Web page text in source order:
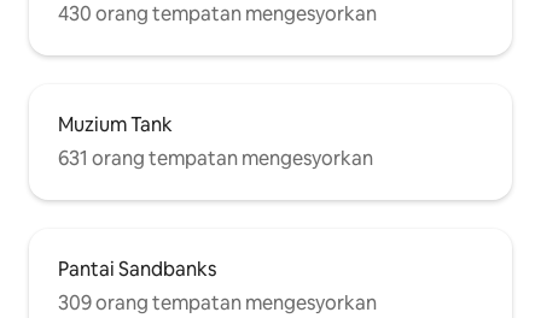
430 orang tempatan mengesyorkan
Muzium Tank
631 orang tempatan mengesyorkan
Pantai Sandbanks
309 orang tempatan mengesyorkan